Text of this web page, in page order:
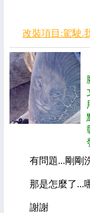
改裝項目:駕駛.
有問題...剛剛
那是怎麼了...
謝謝